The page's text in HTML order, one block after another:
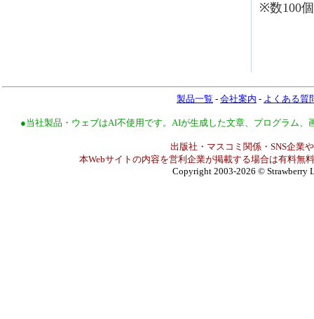
※数100
製品一覧 - 会社案内 - よくある質
●当社製品・ウェブはAI不使用です。AIが生成した文章、プログラム
出版社・マスコミ関係・SNS企業
本Webサイトの内容を営利企業が掲載する場合は有料無
Copyright 2003-2026 © Strawberry